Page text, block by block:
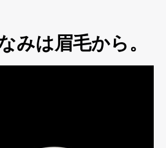
みは眉毛から。